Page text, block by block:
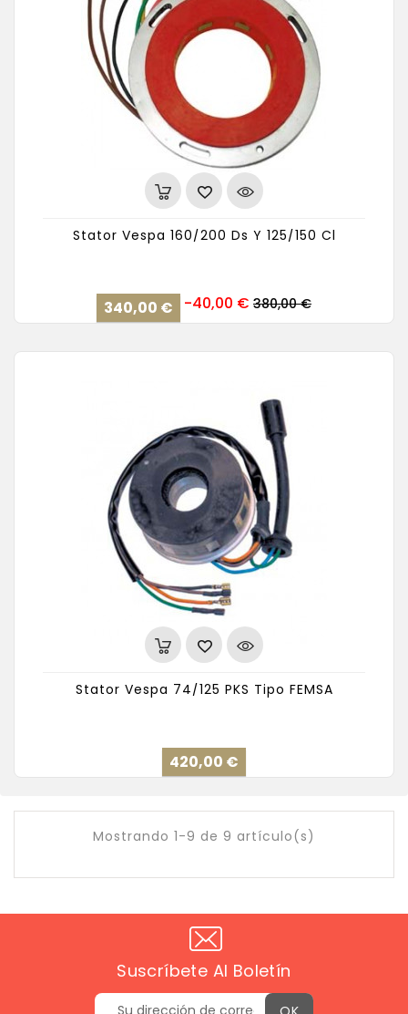
Stator Vespa 160/200 Ds Y 125/150 Cl
340,00 € Precio
base
-40,00 € 380,00 €Precio
Stator Vespa 74/125 PKS Tipo FEMSA
420,00 €
Mostrando 1-9 de 9 artículo(s)
Suscríbete Al Boletín